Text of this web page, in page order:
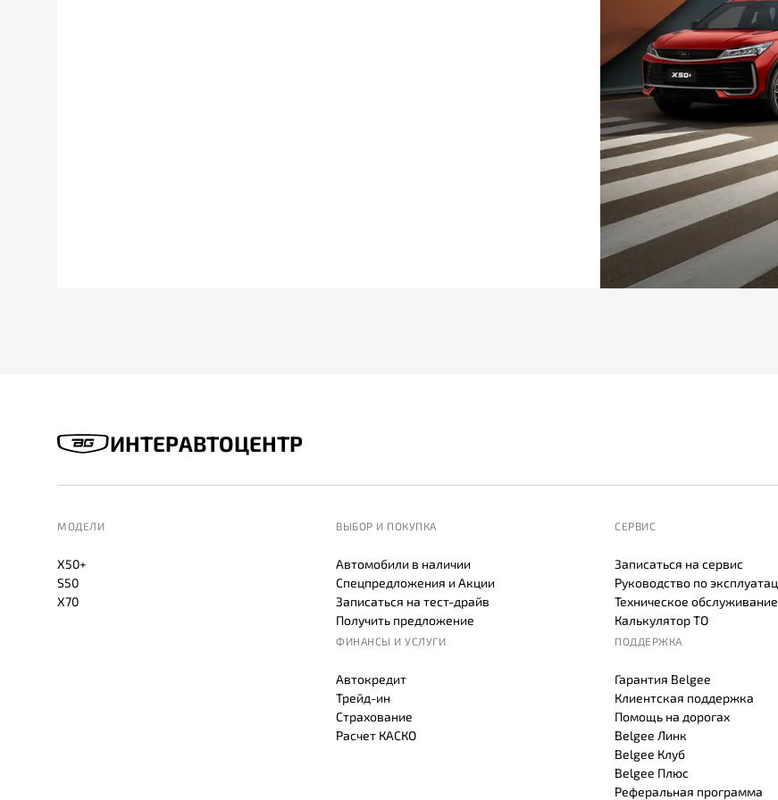
ИНТЕРАВТОЦЕНТР
МОДЕЛИ
X50+
S50
X70
ВЫБОР И ПОКУПКА
Автомобили в наличии
Спецпредложения и Акции
Записаться на тест-драйв
Получить предложение
ФИНАНСЫ И УСЛУГИ
Автокредит
Трейд-ин
Страхование
Расчет КАСКО
СЕРВИС
Записаться на сервис
Руководство по
Техническое обслуживание
Калькулятор ТО
ПОДДЕРЖКА
Гарантия Belgee
Клиентская поддержка
Помощь на дорогах
Belgee Линк
Belgee Клуб
Belgee Плюс
Реферальная программа